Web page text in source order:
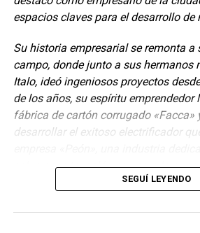
espacios claves para el desarrollo de
Su historia empresarial se remonta a
campo, donde junto a sus hermanos
Italo, ideó ingeniosos proyectos
de los años, su espíritu emprendedor
fábrica de cartón corrugado «Facca»
desarrollar el exitoso electrificador
soluciones tecnológicas para la
mantuvo su compromiso con la
SEGUÍ LEYENDO